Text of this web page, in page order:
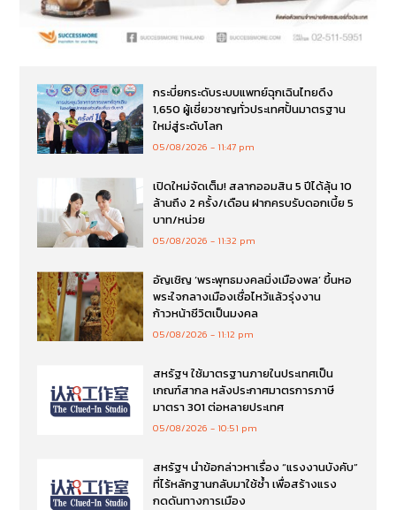
กระบี่ยกระดับระบบแพทย์ฉุกเฉินไทยดึง
1,650 ผู้เชี่ยวชาญทั่วประเทศปั้นมาตรฐาน
ใหม่สู่ระดับโลก
05/08/2026 11:47 pm
เปิดใหม่จัดเต็ม! สลากออมสิน 5 ปีได้ลุ้น 10
ล้านถึง 2 ครั้ง/เดือน ฝากครบรับดอกเบี้ย 5
บาท/หน่วย
05/08/2026 11:32 pm
อัญเชิญ ‘พระพุทธมงคลมิ่งเมืองพล’ ขึ้นหอ
พระใจกลางเมืองเชื่อไหว้แล้วรุ่งงาน
ก้าวหน้าชีวิตเป็นมงคล
05/08/2026 11:12 pm
สหรัฐฯ ใช้มาตรฐานภายในประเทศเป็น
เกณฑ์สากล หลังประกาศมาตรการภาษี
มาตรา 301 ต่อหลายประเทศ
05/08/2026 10:51 pm
สหรัฐฯ นำข้อกล่าวหาเรื่อง “แรงงานบังคับ”
ที่ไร้หลักฐานกลับมาใช้ซ้ำ เพื่อสร้างแรง
กดดันทางการเมือง